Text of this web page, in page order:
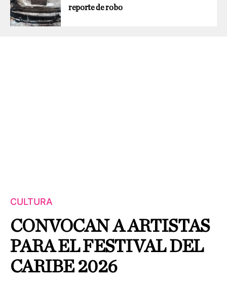
reporte de robo
CULTURA
CONVOCAN A ARTISTAS
PARA EL FESTIVAL DEL
CARIBE 2026